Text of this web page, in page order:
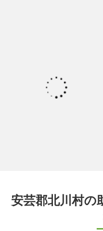
安芸郡北川村の